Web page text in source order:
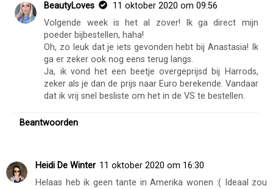
BeautyLoves
11 oktober 2020 om 09:56
Volgende week is het al zover! Ik ga direct mijn
poeder bijbestellen, haha!
Oh, zo leuk dat je iets gevonden hebt bij Anastasia! Ik
ga er zeker ook nog eens terug langs.
Ja, ik vond het een beetje overgeprijsd bij Harrods,
zeker als je dan de prijs naar Euro berekende. Vandaar
dat ik vrij snel besliste om het in de VS te bestellen.
Beantwoorden
Heidi De Winter 11 oktober 2020 om 16:30
Helaas heb ik geen tante in Amerika wonen :( Ideaal zou